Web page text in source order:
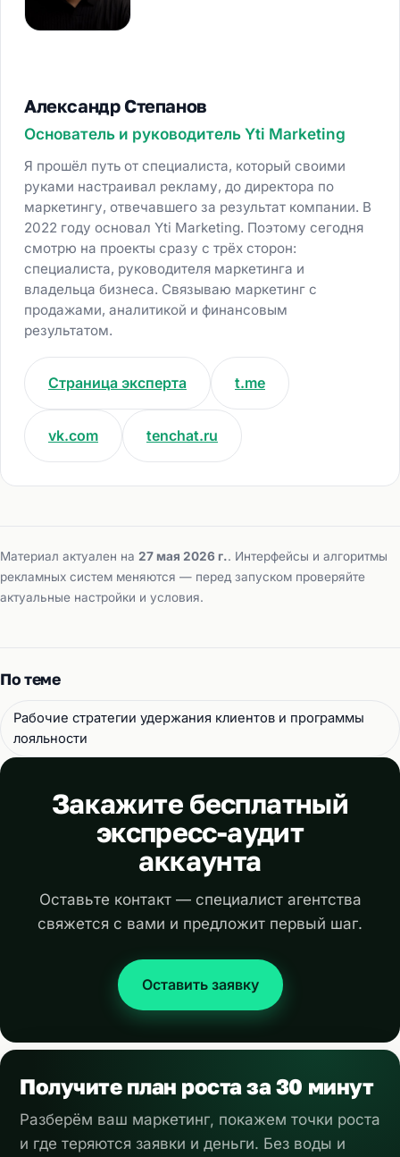
Александр Степанов
Основатель и руководитель Yti Marketing
Я прошёл путь от специалиста, который своими
руками настраивал рекламу, до директора по
маркетингу, отвечавшего за результат компании. В
2022 году основал Yti Marketing. Поэтому сегодня
смотрю на проекты сразу с трёх сторон:
специалиста, руководителя маркетинга и
владельца бизнеса. Связываю маркетинг с
продажами, аналитикой и финансовым
результатом.
Страница эксперта t.me
vk.com tenchat.ru
Материал актуален на 27 мая 2026 г.. Интерфейсы и алгоритмы
рекламных систем меняются — перед запуском проверяйте
актуальные настройки и условия.
По теме
Рабочие стратегии удержания клиентов и программы
лояльности
Закажите бесплатный
экспресс-аудит
аккаунта
Оставьте контакт — специалист агентства
свяжется с вами и предложит первый шаг.
Оставить заявку
Получите план роста за 30 минут
Разберём ваш маркетинг, покажем точки роста
и где теряются заявки и деньги. Без воды и